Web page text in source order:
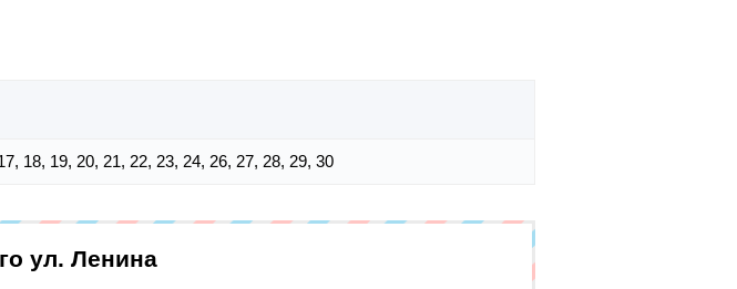
18, 19, 20, 21, 22, 23, 24, 26, 27, 28, 29, 30
ул. Ленина